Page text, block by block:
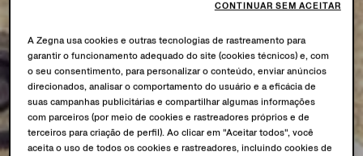
A Zegna usa cookies e outras tecnologias de rastreamento para
garantir o funcionamento adequado do site (cookies técnicos) e, com
o seu consentimento, para personalizar o conteúdo, enviar anúncios
direcionados, analisar o comportamento do usuário e a eficácia de
suas campanhas publicitárias e compartilhar algumas informações
com parceiros (por meio de cookies e rastreadores próprios e de
terceiros para criação de perfil). Ao clicar em "Aceitar todos", você
aceita o uso de todos os cookies e rastreadores, incluindo cookies de
CONTINUAR SEM ACEITAR